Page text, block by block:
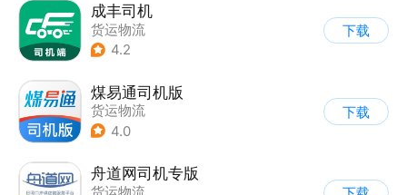
成丰司机
货运物流
4.2
下载
煤易通司机版
货运物流
4.0
下载
舟道网司机专版